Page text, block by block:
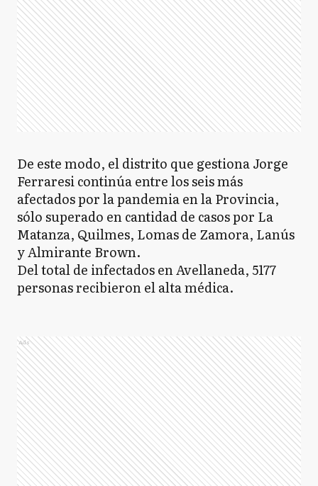
De este modo, el distrito que gestiona Jorge
Ferraresi continúa entre los seis más
afectados por la pandemia en la Provincia,
sólo superado en cantidad de casos por La
Matanza, Quilmes, Lomas de Zamora, Lanús
y Almirante Brown.
Del total de infectados en Avellaneda, 5177
personas recibieron el alta médica.
Ads